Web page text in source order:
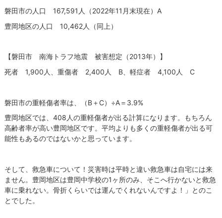
磐田市の人口 167,591人（2022年11月末現在）A
豊岡地区の人口 10,462人（同上）
【磐田市 南海トラフ地震 被害想定（2013年）】
死者 1,900人、重傷者 2,400人 B、軽症者 4,100人 C
磐田市の重軽傷者率は、（B＋C）÷A＝3.9%
豊岡地区では、408人の重軽傷者が出る計算になります。もちろん
高齢者率が高い豊岡地区です。平均よりも多くの重軽傷者が出る可
能性もあるのではないかと思っています。
そして、救急車について！災害時は平時と違い救急車は自宅には来
ません。豊岡地区は豊岡中学校の1ヶ所のみ、そこへ行かないと救急
車に乗れない。骨折くらいでは運んでくれないんですよ！」とのこ
とでした。